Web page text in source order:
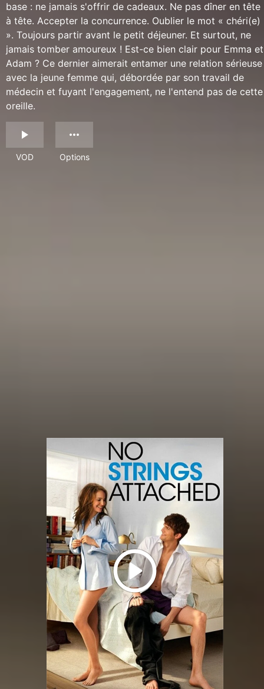
base : ne jamais s'offrir de cadeaux. Ne pas dîner en tête
à tête. Accepter la concurrence. Oublier le mot « chéri(e)
». Toujours partir avant le petit déjeuner. Et surtout, ne
jamais tomber amoureux ! Est-ce bien clair pour Emma et
Adam ? Ce dernier aimerait entamer une relation sérieuse
avec la jeune femme qui, débordée par son travail de
médecin et fuyant l'engagement, ne l'entend pas de cette
oreille.
VOD Options